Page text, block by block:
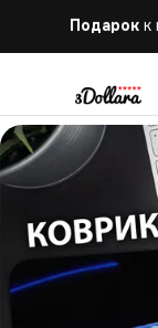
Бесплатная